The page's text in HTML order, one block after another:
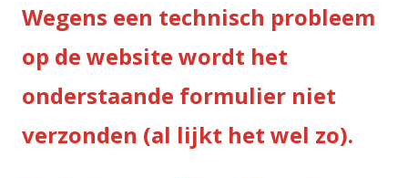
Wegens een technisch probleem
op de website wordt het
onderstaande formulier niet
verzonden (al lijkt het wel zo).